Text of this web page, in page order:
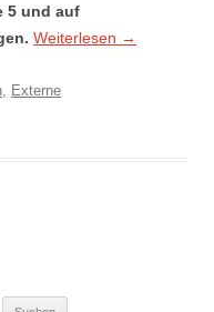
5 und auf
Weiterlesen →
Externe